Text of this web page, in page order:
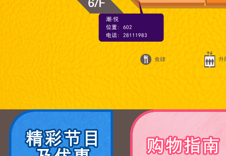
潮‧悦
位置: 602
电话: 28111983
食肆 升